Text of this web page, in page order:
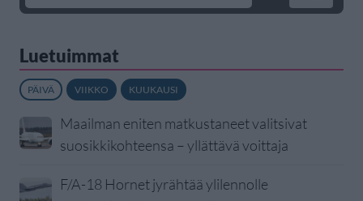
Luetuimmat
PÄIVÄ VIIKKO KUUKAUSI
Maailman eniten matkustaneet valitsivat
suosikkikohteensa – yllättävä voittaja
F/A-18 Hornet jyrähtää ylilennolle